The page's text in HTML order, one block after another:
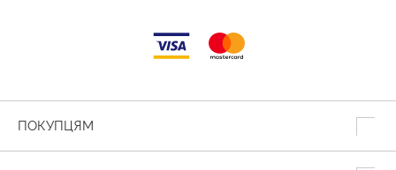
ПОКУПЦЯМ